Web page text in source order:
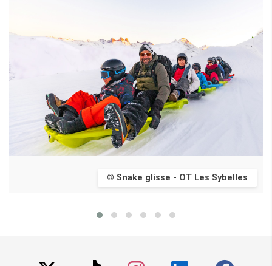
© Snake glisse - OT Les Sybelles